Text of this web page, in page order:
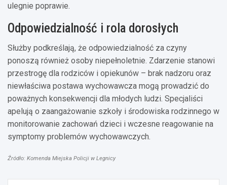
ulegnie poprawie.
Odpowiedzialność i rola dorosłych
Służby podkreślają, że odpowiedzialność za czyny
ponoszą również osoby niepełnoletnie. Zdarzenie stanowi
przestrogę dla rodziców i opiekunów – brak nadzoru oraz
niewłaściwa postawa wychowawcza mogą prowadzić do
poważnych konsekwencji dla młodych ludzi. Specjaliści
apelują o zaangażowanie szkoły i środowiska rodzinnego w
monitorowanie zachowań dzieci i wczesne reagowanie na
symptomy problemów wychowawczych.
Źródło: Komenda Miejska Policji w Legnicy